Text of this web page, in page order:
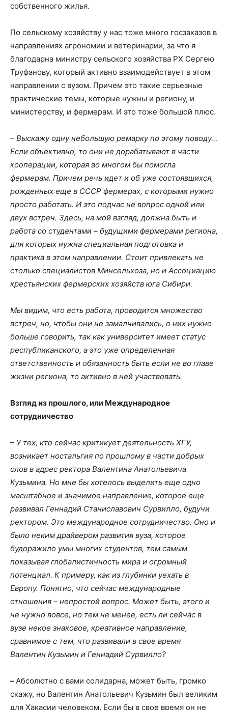
собственного жилья.
По сельскому хозяйству у нас тоже много госзаказов в
направлениях агрономии и ветеринарии, за что я
благодарна министру сельского хозяйства РХ Сергею
Труфанову, который активно взаимодействует в этом
направлении с вузом. Причем это такие серьезные
практические темы, которые нужны и региону, и
министерству, и фермерам. И это тоже большой плюс.
– Выскажу одну небольшую ремарку по этому поводу…
Если объективно, то они не дорабатывают в части
кооперации, которая во многом бы помогла
фермерам. Причем речь идет и об уже состоявшихся,
рожденных еще в СССР фермерах, с которыми нужно
просто работать. И это подчас не вопрос одной или
двух встреч. Здесь, на мой взгляд, должна быть и
работа со студентами – будущими фермерами региона,
для которых нужна специальная подготовка и
практика в этом направлении. Стоит привлекать не
столько специалистов Минсельхоза, но и Ассоциацию
крестьянских фермерских хозяйств юга Сибири.
Мы видим, что есть работа, проводится множество
встреч, но, чтобы они не замалчивались, о них нужно
больше говорить, так как университет имеет статус
республиканского, а это уже определенная
ответственность и обязанность быть если не во главе
жизни региона, то активно в ней участвовать.
Взгляд из прошлого, или Международное
сотрудничество
– У тех, кто сейчас критикует деятельность ХГУ,
возникает ностальгия по прошлому в части добрых
слов в адрес ректора Валентина Анатольевича
Кузьмина. Но мне бы хотелось выделить еще одно
масштабное и значимое направление, которое еще
развивал Геннадий Станиславович Сурвилло, будучи
ректором. Это международное сотрудничество. Оно и
было неким драйвером развития вуза, которое
будоражило умы многих студентов, тем самым
показывая глобалистичность мира и огромный
потенциал. К примеру, как из глубинки уехать в
Европу. Понятно, что сейчас международные
отношения – непростой вопрос. Может быть, этого и
не нужно вовсе, но тем не менее, есть ли сейчас в
вузе некое знаковое, креативное направление,
сравнимое с тем, что развивали в свое время
Валентин Кузьмин и Геннадий Сурвилло?
–Абсолютно с вами солидарна, может быть, громко
скажу, но Валентин Анатольевич Кузьмин был великим
для Хакасии человеком. Если бы в свое время он не